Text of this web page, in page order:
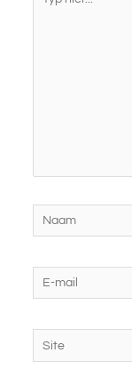
Naam
mail
Site